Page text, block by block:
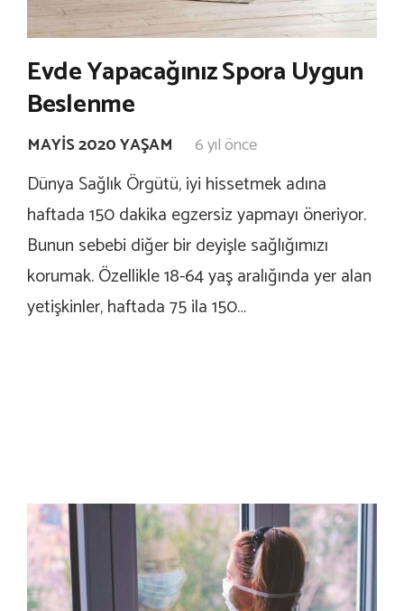
Evde Yapacağınız Spora Uygun
Beslenme
MAYIS 2020 YAŞAM 6 yıl önce
Dünya Sağlık Örgütü, iyi hissetmek adına
haftada 150 dakika egzersiz yapmayı öneriyor.
Bunun sebebi diğer bir deyişle sağlığımızı
korumak. Özellikle 18-64 yaş aralığında yer alan
yetişkinler, haftada 75 ila 150…